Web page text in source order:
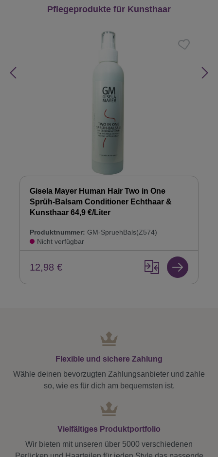
Produktgalerie überspringen
Pflegeprodukte für Kunsthaar
Gisela Mayer Human Hair Two in One
Sprüh-Balsam Conditioner Echthaar &
Kunsthaar 64,9 €/Liter
Produktnummer: GM-SpruehBals(Z574)
Nicht verfügbar
12,98 €
Flexible und sichere Zahlung
Wähle deinen bevorzugten Zahlungsanbieter und zahle
so, wie es für dich am bequemsten ist.
Vielfältiges Produktportfolio
Wir bieten mit unseren über 5000 verschiedenen